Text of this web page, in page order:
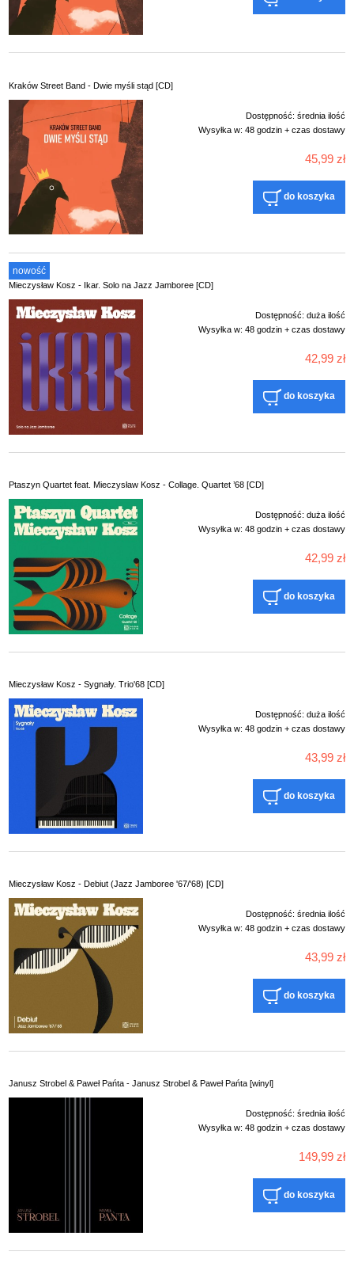
Kraków Street Band - Dwie myśli stąd [CD]
Dostępność: średnia ilość
Wysyłka w: 48 godzin + czas dostawy
45,99 zł
do koszyka
Mieczysław Kosz - Ikar. Solo na Jazz Jamboree [CD]
Dostępność: duża ilość
Wysyłka w: 48 godzin + czas dostawy
42,99 zł
do koszyka
nowość
Ptaszyn Quartet feat. Mieczysław Kosz - Collage. Quartet ’68 [CD]
Dostępność: duża ilość
Wysyłka w: 48 godzin + czas dostawy
42,99 zł
do koszyka
Mieczysław Kosz - Sygnały. Trio'68 [CD]
Dostępność: duża ilość
Wysyłka w: 48 godzin + czas dostawy
43,99 zł
do koszyka
Mieczysław Kosz - Debiut (Jazz Jamboree '67/'68) [CD]
Dostępność: średnia ilość
Wysyłka w: 48 godzin + czas dostawy
43,99 zł
do koszyka
Janusz Strobel & Paweł Pańta - Janusz Strobel & Paweł Pańta [winyl]
Dostępność: średnia ilość
Wysyłka w: 48 godzin + czas dostawy
149,99 zł
do koszyka